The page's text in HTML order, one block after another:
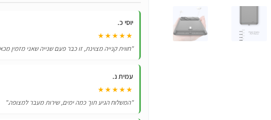
Xiaomi
בקיבולת
עוצמתית
10000mAh
יוסי כ.
★★★★★
"חווית קנייה מצוינת, זו כבר פעם שנייה שאני מזמין
עמית נ.
★★★★★
"המשלוח הגיע תוך כמה ימים, שירות מעבר למצופה."